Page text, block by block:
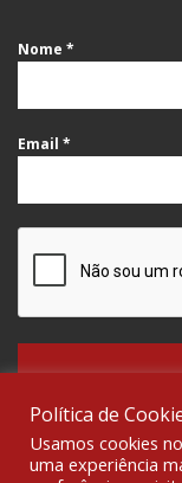
Nome *
Email *
Política de
Usamos cookies
uma experiência